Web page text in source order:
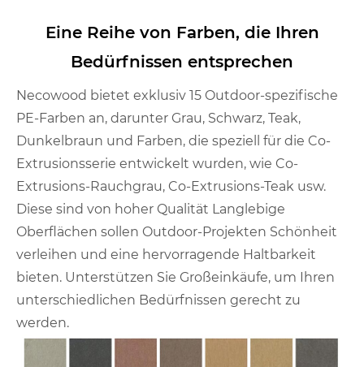
Eine Reihe von Farben, die Ihren
Bedürfnissen entsprechen
Necowood bietet exklusiv 15 Outdoor-spezifische
PE-Farben an, darunter Grau, Schwarz, Teak,
Dunkelbraun und Farben, die speziell für die Co-
Extrusionsserie entwickelt wurden, wie Co-
Extrusions-Rauchgrau, Co-Extrusions-Teak usw.
Diese sind von hoher Qualität Langlebige
Oberflächen sollen Outdoor-Projekten Schönheit
verleihen und eine hervorragende Haltbarkeit
bieten. Unterstützen Sie Großeinkäufe, um Ihren
unterschiedlichen Bedürfnissen gerecht zu
werden.